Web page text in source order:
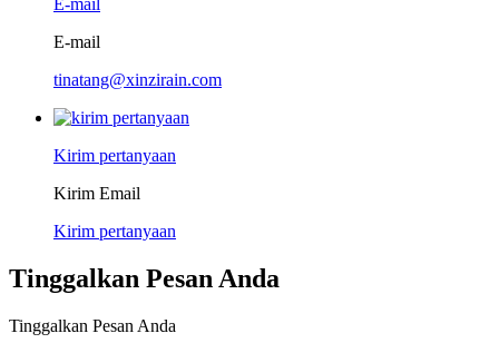
E-mail
E-mail
tinatang@xinzirain.com
Kirim pertanyaan
Kirim Email
Kirim pertanyaan
Tinggalkan Pesan Anda
Tinggalkan Pesan Anda